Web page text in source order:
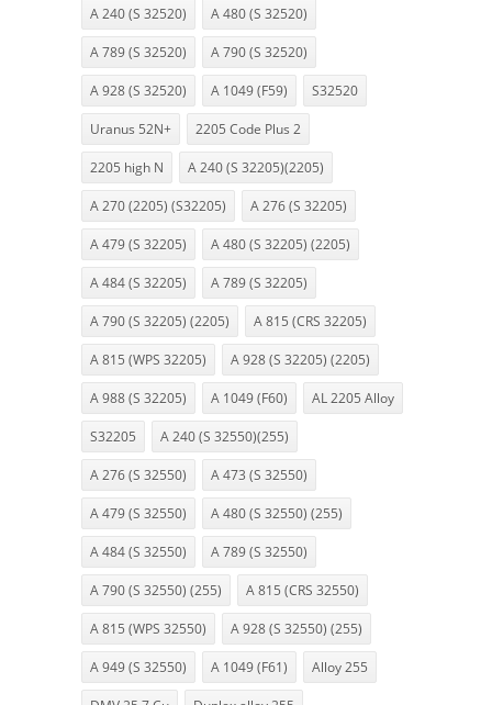
A 240 (S 32520) A 480 (S 32520)
A 789 (S 32520) A 790 (S 32520)
A 928 (S 32520) A 1049 (F59) S32520
Uranus 52N+ 2205 Code Plus 2
2205 high N A 240 (S 32205)(2205)
A 270 (2205) (S32205) A 276 (S 32205)
A 479 (S 32205) A 480 (S 32205) (2205)
A 484 (S 32205) A 789 (S 32205)
A 790 (S 32205) (2205) A 815 (CRS 32205)
A 815 (WPS 32205) A 928 (S 32205) (2205)
A 988 (S 32205) A 1049 (F60) AL 2205 Alloy
S32205 A 240 (S 32550)(255)
A 276 (S 32550) A 473 (S 32550)
A 479 (S 32550) A 480 (S 32550) (255)
A 484 (S 32550) A 789 (S 32550)
A 790 (S 32550) (255) A 815 (CRS 32550)
A 815 (WPS 32550) A 928 (S 32550) (255)
A 949 (S 32550) A 1049 (F61) Alloy 255